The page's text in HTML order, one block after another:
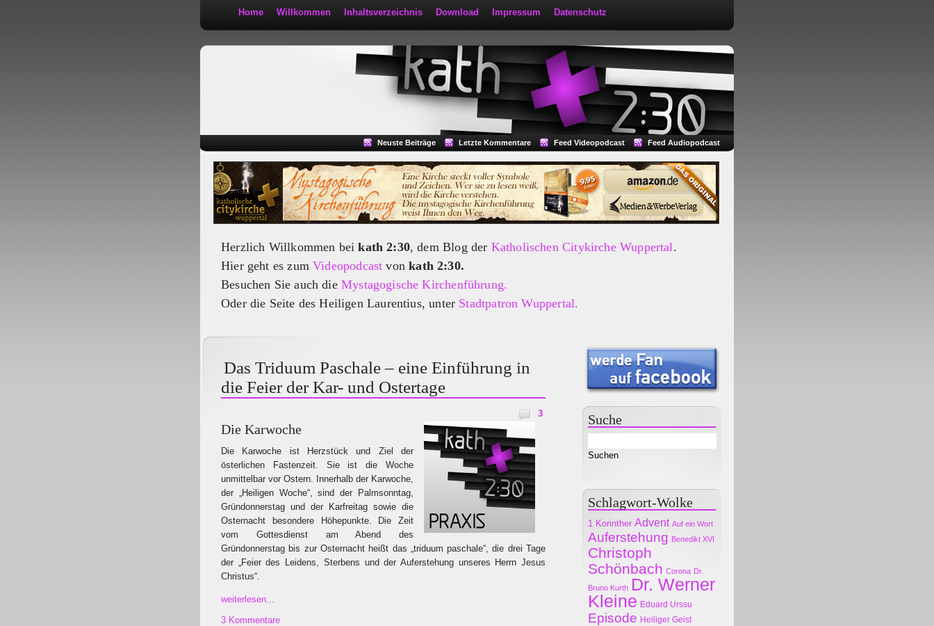
Home Willkommen Inhaltsverzeichnis Download Impressum Datenschutz
Neuste Beiträge Letzte Kommentare Feed Videopodcast Feed Audiopodcast
Herzlich Willkommen beikath 2:30, dem Blog der Katholischen Citykirche Wuppertal.
Hier geht es zumVideopodcast vonkath 2:30.
Besuchen Sie auch die Mystagogische Kirchenführung.
Oder die Seite des Heiligen Laurentius, unter Stadtpatron Wuppertal.
Das Triduum Paschale – eine Einführung in
die Feier der Kar- und Ostertage
3
Die Karwoche
Die Karwoche ist Herzstück und Ziel der
österlichen Fastenzeit. Sie ist die Woche
unmittelbar vor Ostern. Innerhalb der Karwoche,
der „Heiligen Woche“, sind der Palmsonntag,
Gründonnerstag und der Karfreitag sowie die
Osternacht besondere Höhepunkte. Die Zeit
vom Gottesdienst am Abend des
Gründonnerstag bis zur Osternacht heißt das „triduum paschale“, die drei Tage
der „Feier des Leidens, Sterbens und der Auferstehung unseres Herrn Jesus
Christus“.
weiterlesen...
3 Kommentare
Suche
Schlagwort-Wolke
1 Korinther Advent Auf ein Wort
Auferstehung Benedikt XVI
Christoph
Schönbach Corona Dr.
Bruno Kurth Dr. Werner
Kleine Eduard Urssu
Episode Heiliger Geist